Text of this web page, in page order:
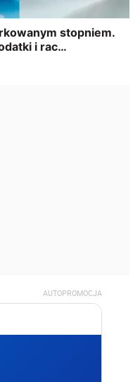
AUTOPROMOCJA